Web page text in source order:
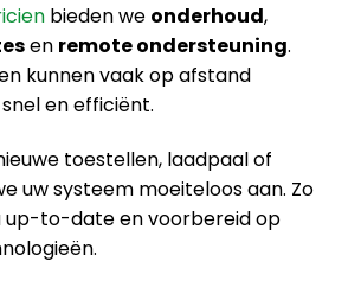
bieden we onderhoud,
en remote ondersteuning.
kunnen vaak op afstand
en efficiënt.
toestellen, laadpaal of
uw systeem moeiteloos aan. Zo
up-to-date en voorbereid op